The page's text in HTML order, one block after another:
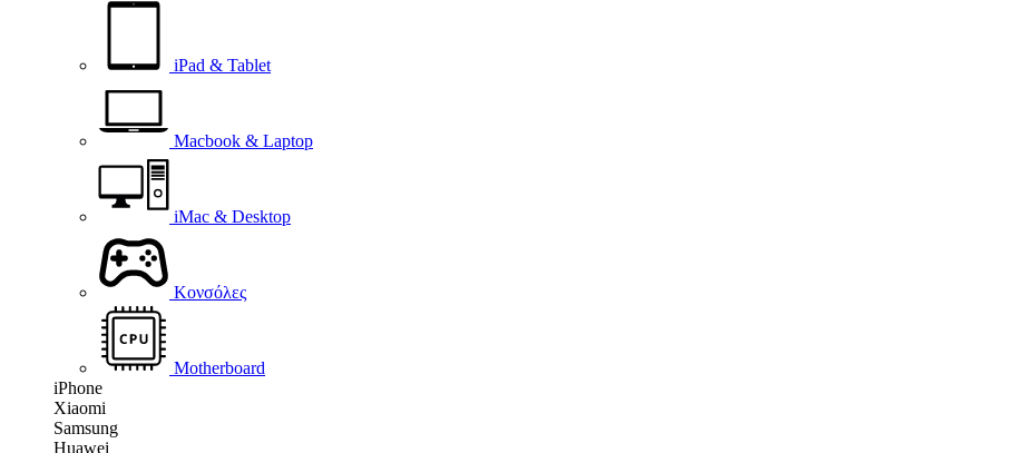
iPad & Tablet
Macbook & Laptop
iMac & Desktop
Κονσόλες
Motherboard
iPhone
Xiaomi
Samsung
Huawei